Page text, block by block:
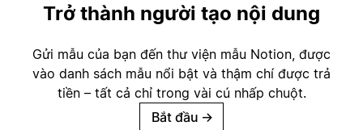
Trở thành người tạo nội dung
Gửi mẫu của bạn đến thư viện mẫu Notion, được
vào danh sách mẫu nổi bật và thậm chí được trả
tiền – tất cả chỉ trong vài cú nhấp chuột.
Bắt đầu →